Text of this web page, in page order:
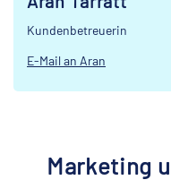
Kundenbetreuerin
E-Mail an Aran
Marketing